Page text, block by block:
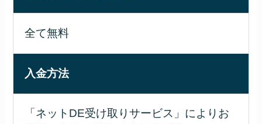
全て無料
入金方法
「ネットDE受け取りサービス」によりお